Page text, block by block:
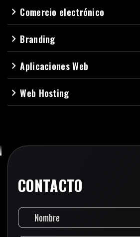
navigate_next Comercio electrónico
navigate_next Branding
navigate_nextAplicaciones Web
navigate_nextWeb Hosting
CONTACTO